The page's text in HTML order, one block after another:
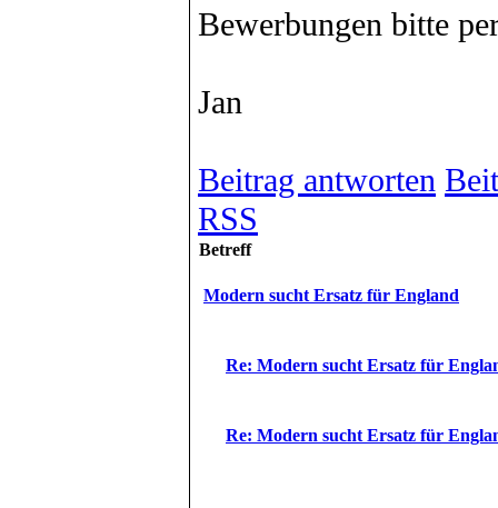
Bewerbungen bitte
Jan
Beitrag antworten
RSS
Betreff
Modern sucht Ersatz für England
Re: Modern sucht Ersatz für
Re: Modern sucht Ersatz für